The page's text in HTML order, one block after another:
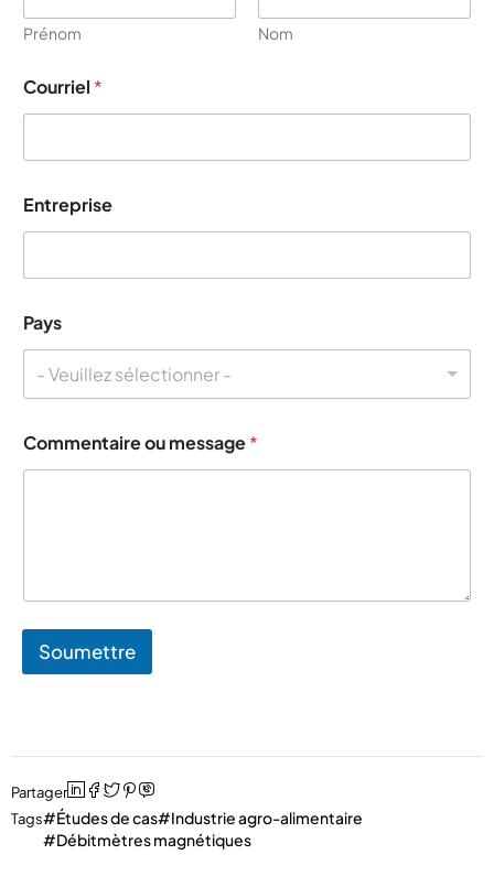
Prénom Nom
Courriel *
Entreprise
Pays
- Veuillez sélectionner -
u
o
e
Commentaire ou message*
Soumettre
Partager
Tags
Études de cas
Industrie agro-alimentaire
Débitmètres magnétiques